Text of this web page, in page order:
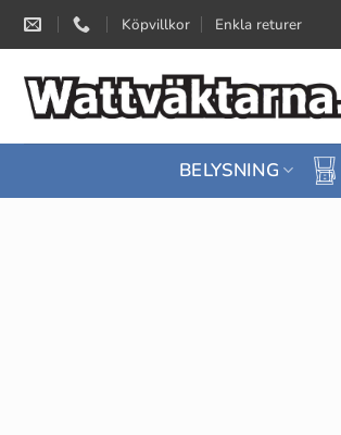
Skip
Köpvillkor Enkla returer
BELYSNING